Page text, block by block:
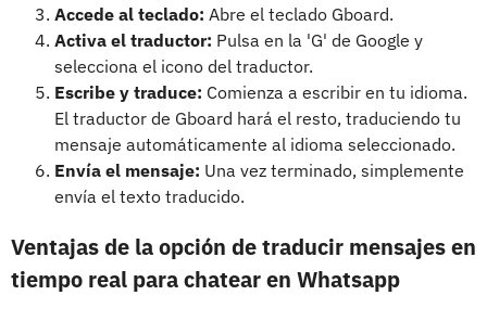
Accede al teclado: Abre el teclado Gboard.
Activa el traductor: Pulsa en la 'G' de Google y
selecciona el icono del traductor.
Escribe y traduce: Comienza a escribir en tu idioma.
El traductor de Gboard hará el resto, traduciendo tu
mensaje automáticamente al idioma seleccionado.
Envía el mensaje: Una vez terminado, simplemente
envía el texto traducido.
Ventajas de la opción de traducir mensajes en
tiempo real para chatear en Whatsapp